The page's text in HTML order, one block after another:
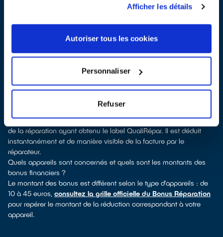
Afficher les détails
Autoriser tous les cookies
Personnaliser
Refuser
Pour trouver un réparateur d’électroménager à Saint-Thibault-des-
labellisés QualiRépar. En cliquant sur la fiche détaillée du
réparateur, vous verrez pour quels types d’appareils ce
électroménager, télévision, téléphone mobile, outillage
électroportatif : à chaque famille d’appareils son réparateur
Consulter l’annuaire
Comment bénéficier du Bonus Réparation à Saint-Thibault-des-
Le Bonus Réparation est en vigueur chez tous les professionnels
de la réparation ayant obtenu le label QualiRépar. Il est déduit
instantanément et de manière visible de la facture par le
réparateur.
Quels appareils sont concernés et quels sont les montants des
bonus financiers ?
Le montant des bonus est différent selon le type d’appareils : de
10 à 45 euros, consultez la grille officielle du Bonus Réparation
pour repérer le montant de la réduction correspondant à votre
appareil.